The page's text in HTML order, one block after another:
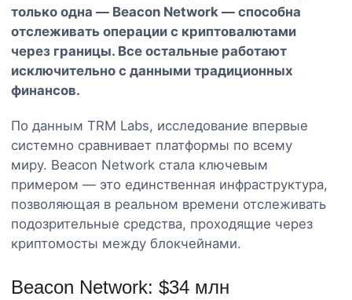
только одна — Beacon Network — способна
отслеживать операции с криптовалютами
через границы. Все остальные работают
исключительно с данными традиционных
финансов.
По данным TRM Labs, исследование впервые
системно сравнивает платформы по всему
миру. Beacon Network стала ключевым
примером — это единственная инфраструктура,
позволяющая в реальном времени отслеживать
подозрительные средства, проходящие через
криптомосты между блокчейнами.
Beacon Network: $34 млн